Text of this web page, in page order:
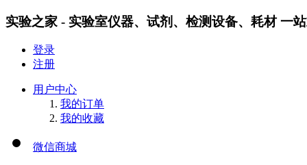
实验之家 - 实验室仪器、试剂、检测设备、耗材 一
登录
注册
用户中心
我的订单
我的收藏
微信商城